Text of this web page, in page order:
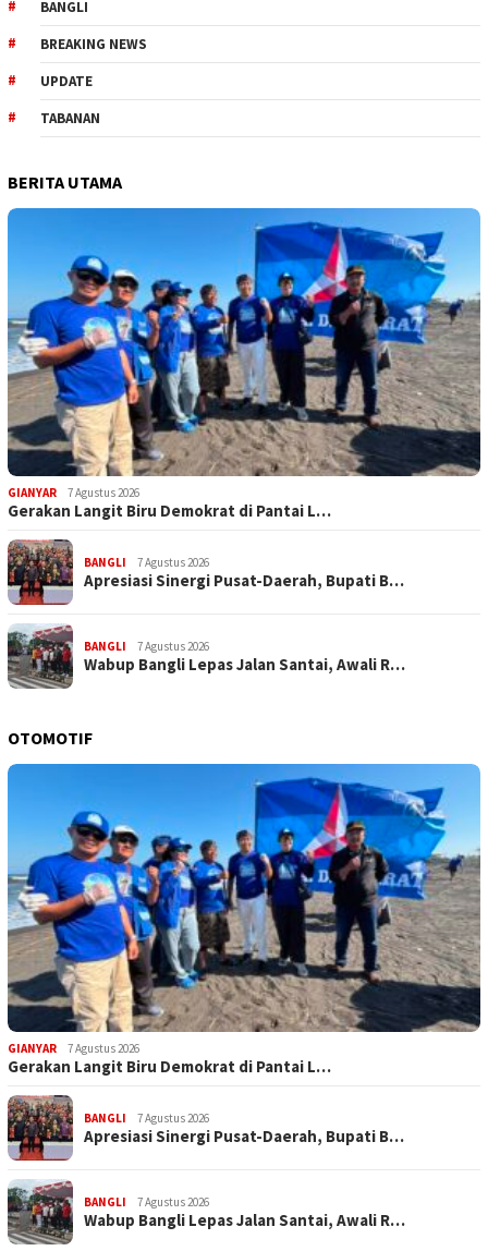
BANGLI
BREAKING NEWS
UPDATE
TABANAN
BERITA UTAMA
GIANYAR 7 Agustus 2026
Gerakan Langit Biru Demokrat di Pantai L…
BANGLI 7 Agustus 2026
Apresiasi Sinergi Pusat-Daerah, Bupati B…
BANGLI 7 Agustus 2026
Wabup Bangli Lepas Jalan Santai, Awali R…
OTOMOTIF
GIANYAR 7 Agustus 2026
Gerakan Langit Biru Demokrat di Pantai L…
BANGLI 7 Agustus 2026
Apresiasi Sinergi Pusat-Daerah, Bupati B…
BANGLI 7 Agustus 2026
Wabup Bangli Lepas Jalan Santai, Awali R…